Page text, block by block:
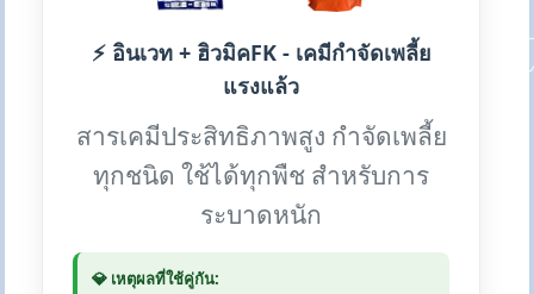
⚡ อินเวท + ฮิวมิคFK - เคมีกำจัดเพลี้ย
แรงแล้ว
สารเคมีประสิทธิภาพสูง กำจัดเพลี้ย
ทุกชนิด ใช้ได้ทุกพืช สำหรับการ
ระบาดหนัก
💎 เหตุผลที่ใช้คู่กัน: